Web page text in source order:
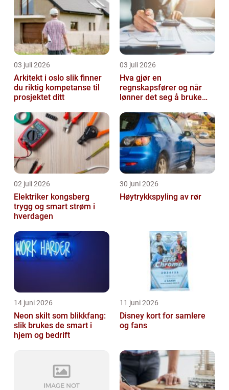
03 juli 2026
Arkitekt i oslo slik finner
du riktig kompetanse til
prosjektet ditt
03 juli 2026
Hva gjør en
regnskapsfører og når
lønner det seg å bruke
02 juli 2026
Elektriker kongsberg
trygg og smart strøm i
hverdagen
30 juni 2026
Høytrykkspyling av rør
14 juni 2026
Neon skilt som blikkfang:
slik brukes de smart i
hjem og bedrift
11 juni 2026
Disney kort for samlere
og fans